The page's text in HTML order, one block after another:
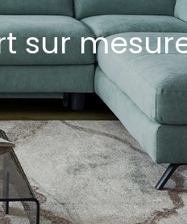
sur